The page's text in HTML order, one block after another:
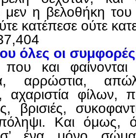
μεν η βελοθήκη
κατέπεσε ούτε
όλες οι συμφορές
που και φαίνονται
αρρώστια,
αχαριστία φίλων,
βρισιές,
Και όμως,